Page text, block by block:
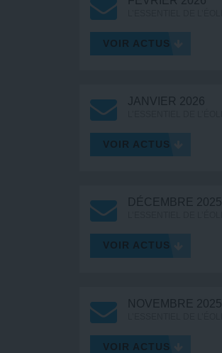
VOIR ACTUS
JANVIER 2026
VOIR ACTUS
DÉCEMBRE 2025
VOIR ACTUS
NOVEMBRE 2025
VOIR ACTUS